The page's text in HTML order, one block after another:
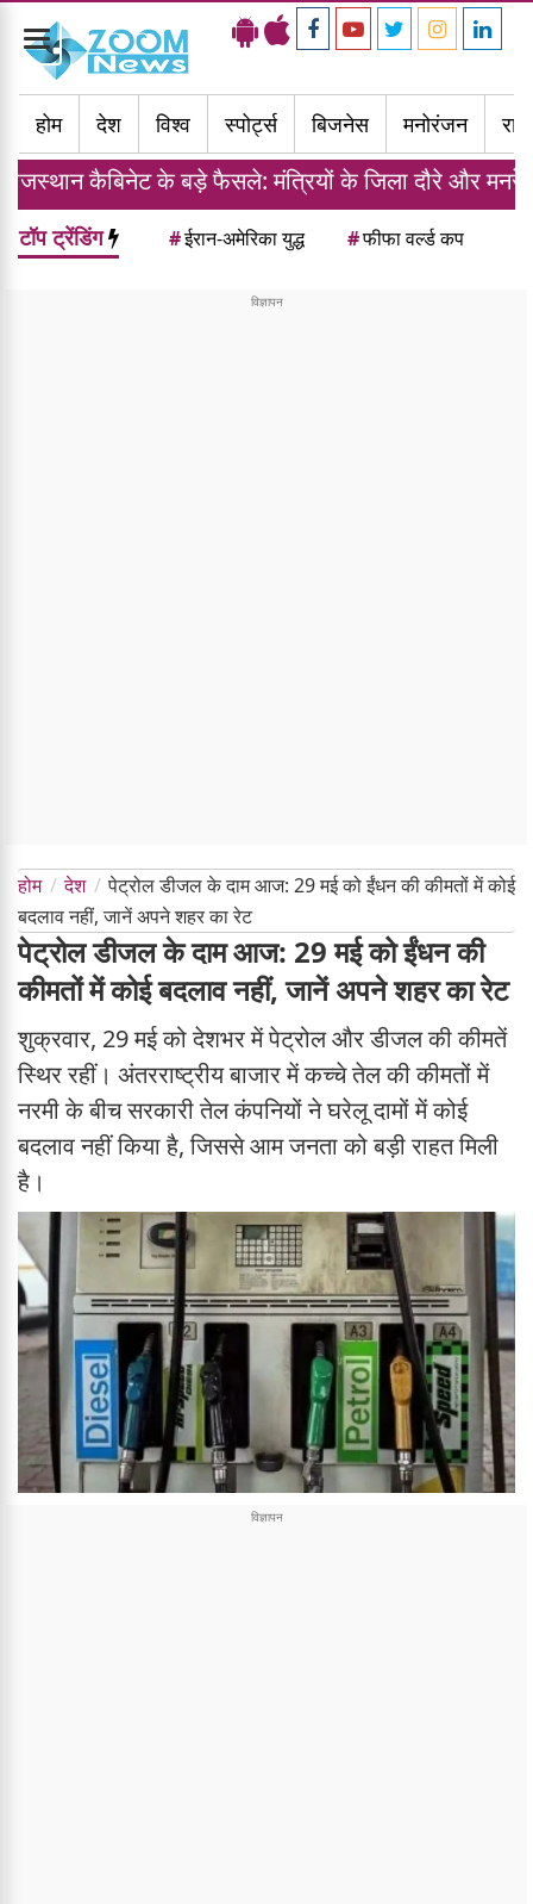
Toggle
navigation
होम
देश विश्व स्पोर्ट्स बिजनेस मनोरंजन
के बड़े फैसले: मंत्रियों के जिला दौरे और मनरेगा में 125 दिन
टॉप ट्रेंडिंग #ईरान-अमेरिका युद्ध #फीफा वर्ल्ड कप
होम देश
पेट्रोल डीजल के दाम आज: 29 मई को ईंधन की कीमतों में कोई
बदलाव नहीं, जानें अपने शहर का रेट
पेट्रोल डीजल के दाम आज: 29 मई को ईंधन की
कीमतों में कोई बदलाव नहीं, जानें अपने शहर का रेट
शुक्रवार, 29 मई को देशभर में पेट्रोल और डीजल की कीमतें
स्थिर रहीं। अंतरराष्ट्रीय बाजार में कच्चे तेल की कीमतों में
नरमी के बीच सरकारी तेल कंपनियों ने घरेलू दामों में कोई
बदलाव नहीं किया है, जिससे आम जनता को बड़ी राहत मिली
है।